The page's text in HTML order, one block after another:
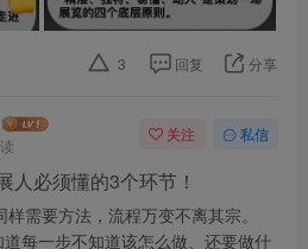
3 回复 分享
关注 私信
人必须懂的3个环节！
样需要方法，流程万变不离其宗。
每一步不知道该怎么做、还要做什